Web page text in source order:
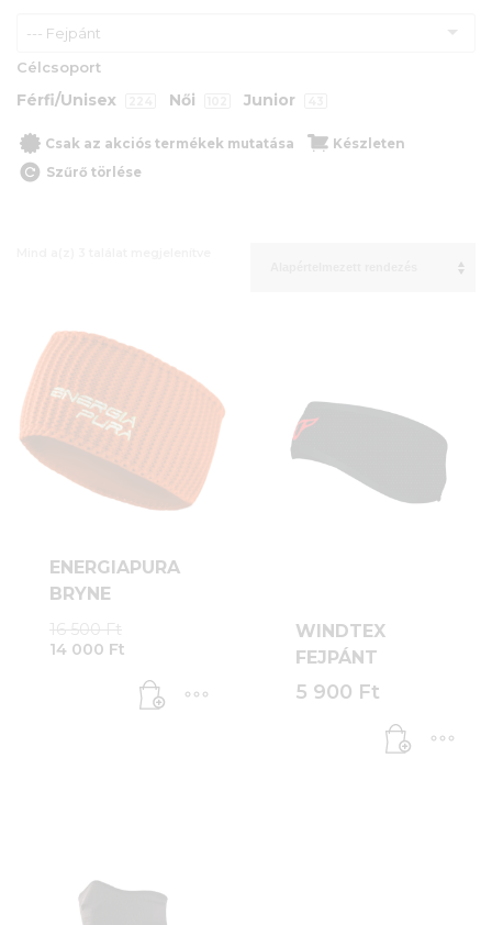
--- Fejpánt
Célcsoport
Férfi/Unisex Női Junior
Csak az akciós termékek mutatása
Készleten
Szűrő törlése
ENERGIAPURA
BRYNE
16 500Ft
16
500 Ft.
14 000 Ft
is:
14
WINDTEX
FEJPÁNT
5 900 Ft